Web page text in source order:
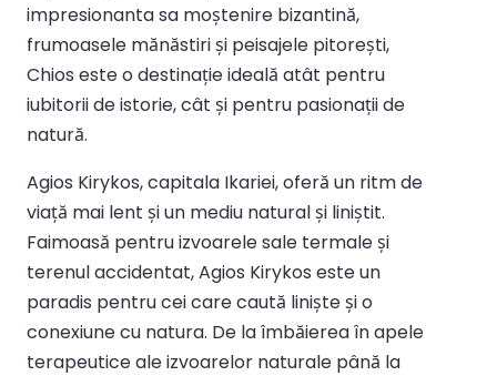
impresionanta sa moștenire bizantină,
frumoasele mănăstiri și peisajele pitorești,
Chios este o destinație ideală atât pentru
iubitorii de istorie, cât și pentru pasionații de
natură.
Agios Kirykos, capitala Ikariei, oferă un ritm de
viață mai lent și un mediu natural și liniștit.
Faimoasă pentru izvoarele sale termale și
terenul accidentat, Agios Kirykos este un
paradis pentru cei care caută liniște și o
conexiune cu natura. De la îmbăierea în apele
terapeutice ale izvoarelor naturale până la